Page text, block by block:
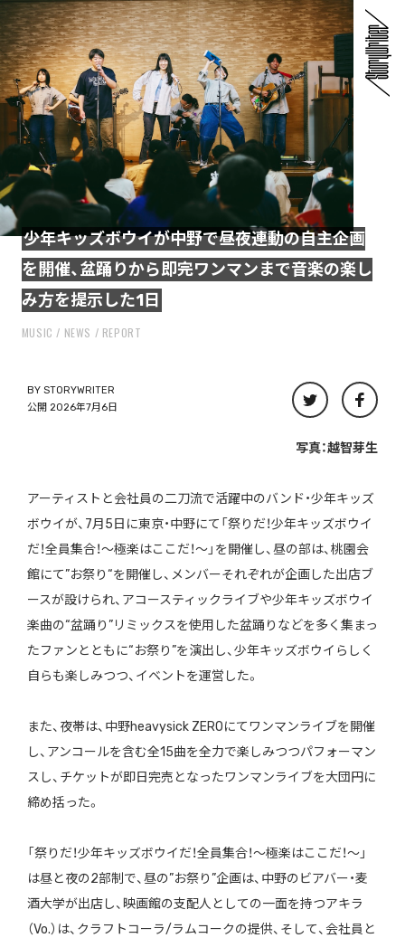
少年キッズボウイが中野で昼夜連動の自主企画
を開催、盆踊りから即完ワンマンまで音楽の楽し
み方を提示した1日
MUSIC NEWS REPORT
BY STORYWRITER
公開 2026年7月6日
写真：越智芽生
アーティストと会社員の二刀流で活躍中のバンド・少年キッズ
ボウイが、7月5日に東京・中野にて「祭りだ！少年キッズボウイ
だ！全員集合！〜極楽はここだ！〜」を開催し、昼の部は、桃園会
館にて”お祭り“を開催し、メンバーそれぞれが企画した出店ブ
ースが設けられ、アコースティックライブや少年キッズボウイ
楽曲の“盆踊り”リミックスを使用した盆踊りなどを多く集まっ
たファンとともに“お祭り”を演出し、少年キッズボウイらしく
自らも楽しみつつ、イベントを運営した。
また、夜帯は、中野heavysick ZEROにてワンマンライブを開催
し、アンコールを含む全15曲を全力で楽しみつつパフォーマン
スし、チケットが即日完売となったワンマンライブを大団円に
締め括った。
「祭りだ！少年キッズボウイだ！全員集合！〜極楽はここだ！〜」
は昼と夜の2部制で、昼の”お祭り”企画は、中野のビアバー・麦
酒大学が出店し、映画館の支配人としての一面を持つアキラ
（Vo.）は、クラフトコーラ/ラムコークの提供、そして、会社員と